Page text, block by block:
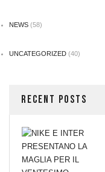
NEWS (58)
UNCATEGORIZED (40)
RECENT POSTS